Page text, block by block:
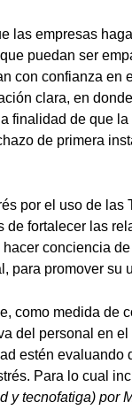
las empresas
puedan ser
con confianza en
clara, en
finalidad de que
de primera
por el uso de las
fortalecer las
conciencia
para promover su
como medida de
del personal en
estén evaluando
Para lo cual
y tecnofatiga) por